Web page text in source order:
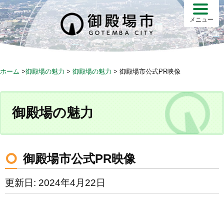
S
k
i
p
o
メニュー
ホーム >御殿場の魅力 > 御殿場の魅力 > 御殿場市公式PR映像
御殿場の魅力
御殿場市公式PR映像
更新日: 2024年4月22日